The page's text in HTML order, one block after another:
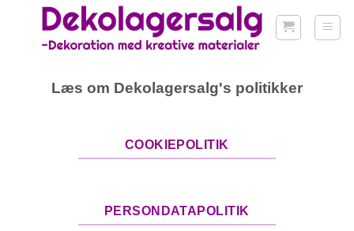
Fortsæt
Læs om Dekolagersalg's politikker
COOKIEPOLITIK
PERSONDATAPOLITIK